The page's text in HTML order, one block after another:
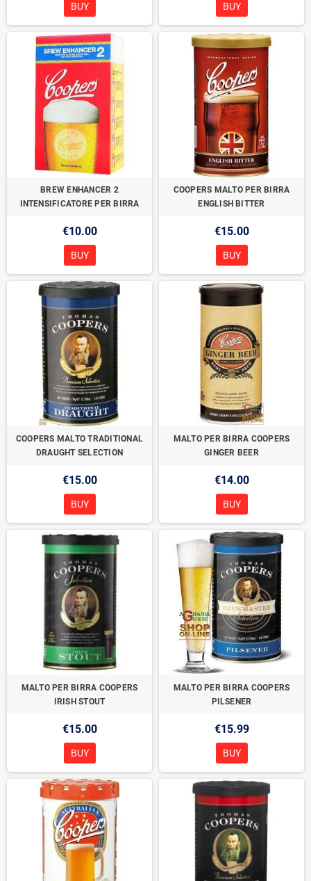
BUY BUY
BREW ENHANCER 2
INTENSIFICATORE PER BIRRA
€10.00
BUY
COOPERS MALTO PER BIRRA
ENGLISH BITTER
€15.00
BUY
COOPERS MALTO TRADITIONAL
DRAUGHT SELECTION
€15.00
BUY
MALTO PER BIRRA COOPERS
GINGER BEER
€14.00
BUY
MALTO PER BIRRA COOPERS
IRISH STOUT
€15.00
BUY
MALTO PER BIRRA COOPERS
PILSENER
€15.99
BUY